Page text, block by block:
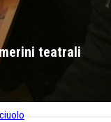
teatrali